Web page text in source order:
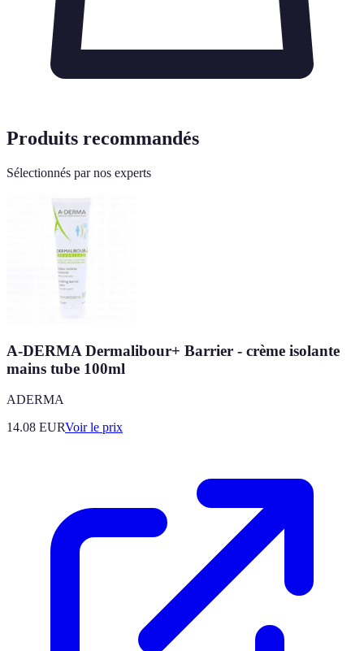
Produits recommandés
Sélectionnés par nos experts
A-DERMA Dermalibour+ Barrier - crème isolante
mains tube 100ml
ADERMA
14.08 EURVoir le prix